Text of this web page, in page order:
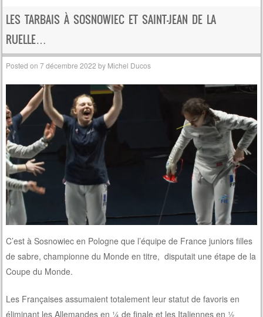
LES TARBAIS À SOSNOWIEC ET SAINT-JEAN DE LA
RUELLE…
Posted on7 décembre 2022 by Michel Ducos
C’est à Sosnowiec en Pologne que l’équipe de France juniors filles
de sabre, championne du Monde en titre, disputait une étape de la
Coupe du Monde.
Les Françaises assumaient totalement leur statut de favoris en
éliminant les Allemandes en ¼ de finale et les Italiennes en ½